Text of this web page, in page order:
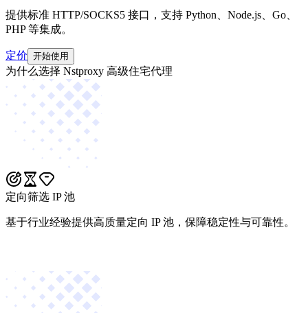
提供标准 HTTP/SOCKS5 接口，支持 Python、Node.js、Go、
PHP 等集成。
定价 开始使用
为什么选择 Nstproxy 高级住宅代理
定向筛选 IP 池
基于行业经验提供高质量定向 IP 池，保障稳定性与可靠性。